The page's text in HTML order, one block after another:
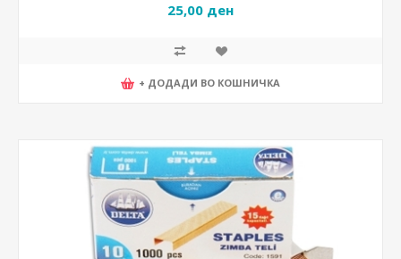
25,00 ден
+ ДОДАДИ ВО КОШНИЧКА